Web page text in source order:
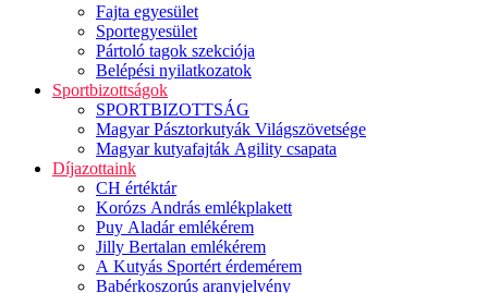
Fajta egyesület
Sportegyesület
Pártoló tagok szekciója
Belépési nyilatkozatok
Sportbizottságok
SPORTBIZOTTSÁG
Magyar Pásztorkutyák Világszövetsége
Magyar kutyafajták Agility csapata
Díjazottaink
CH értéktár
Korózs András emlékplakett
Puy Aladár emlékérem
Jilly Bertalan emlékérem
A Kutyás Sportért érdemérem
Babérkoszorús aranyjelvény